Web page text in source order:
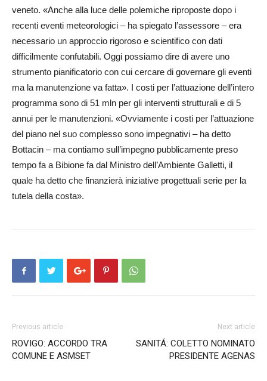
veneto. «An­che alla luce delle polemiche ri­proposte dopo i
recenti eventi meteorologici – ha spiegato l’as­ses­sore – era
necessario un ap­proccio rigoroso e scientifico con dati
difficilmente confutabili. Oggi possiamo dire di avere uno
strumento pianificatorio con cui cercare di governare gli eventi
ma la ma­­nu­tenzione va fatta». I costi per l’attuazione dell’intero
programma sono di 51 mln per gli interventi strutturali e di 5
annui per le manutenzioni. «Ov­via­men­te i costi per l’attuazione
del piano nel suo complesso sono impegnativi – ha detto
Bottacin – ma contiamo sull’impegno pubblicamente preso
tempo fa a Bibio­ne fa dal Ministro dell’Ambiente Gal­letti, il
quale ha detto che finanzierà iniziative progettuali serie per la
tutela della costa».
Previous article
ROVIGO: ACCORDO TRA
COMUNE E ASMSET
Next article
SANITÁ: COLETTO NOMINATO
PRESIDENTE AGENAS